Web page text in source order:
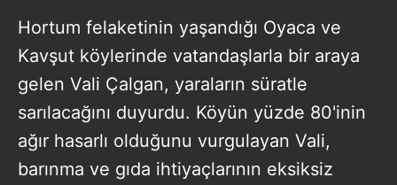
Hortum felaketinin yaşandığı Oyaca ve
Kavşut köylerinde vatandaşlarla bir araya
gelen Vali Çalgan, yaraların süratle
sarılacağını duyurdu. Köyün yüzde 80'inin
ağır hasarlı olduğunu vurgulayan Vali,
barınma ve gıda ihtiyaçlarının eksiksiz